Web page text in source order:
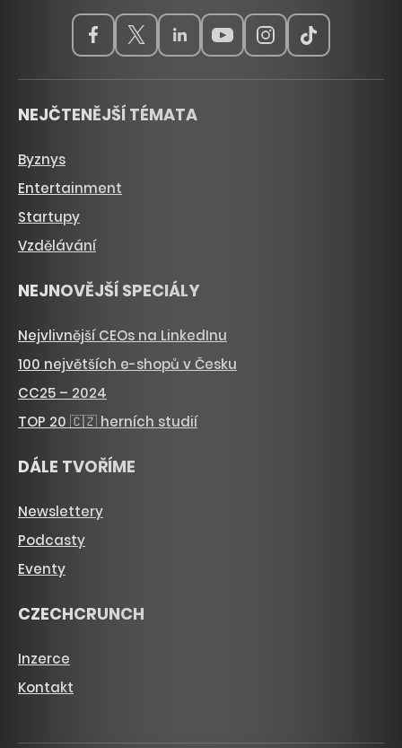
NEJČTENĚJŠÍ TÉMATA
Byznys
Entertainment
Startupy
Vzdělávání
NEJNOVĚJŠÍ SPECIÁLY
Nejvlivnější CEOs na LinkedInu
100 největších e-shopů v Česku
CC25 – 2024
TOP 20 🇨🇿 herních studií
DÁLE TVOŘÍME
Newslettery
Podcasty
Eventy
CZECHCRUNCH
Inzerce
Kontakt